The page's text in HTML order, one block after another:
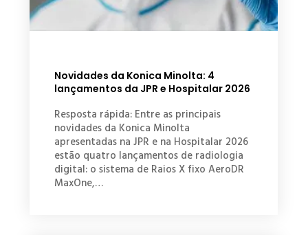
Novidades da Konica Minolta: 4
lançamentos da JPR e Hospitalar 2026
Resposta rápida: Entre as principais
novidades da Konica Minolta
apresentadas na JPR e na Hospitalar 2026
estão quatro lançamentos de radiologia
digital: o sistema de Raios X fixo AeroDR
MaxOne,…